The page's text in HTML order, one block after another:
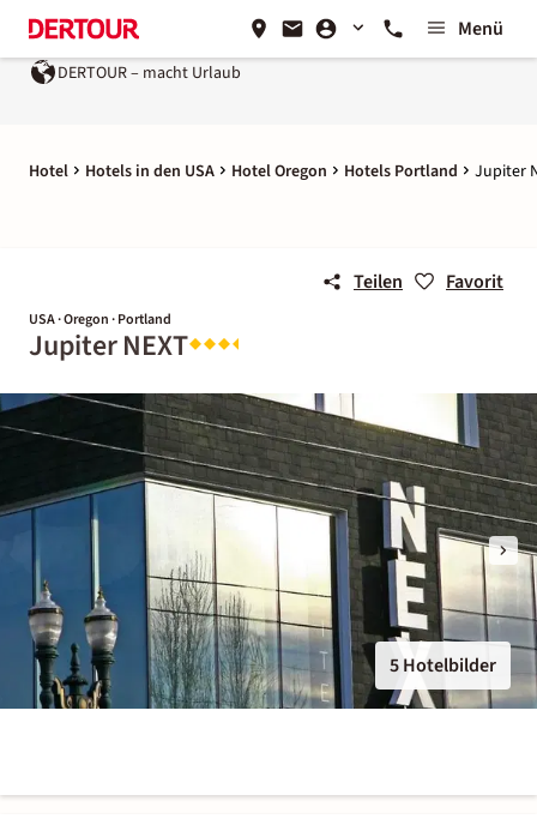
Menü
DERTOUR – macht Urlaub
Hotel Hotels in den USA Hotel Oregon Hotels Portland Jupiter
Teilen Favorit
USA · Oregon · Portland
Jupiter NEXT
5 Hotelbilder